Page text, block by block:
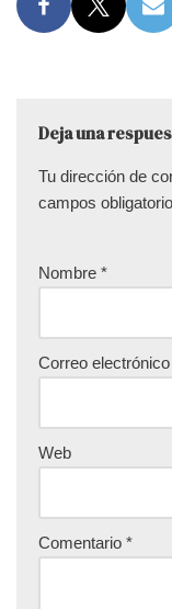
Deja una
Tu dirección de
campos
Nombre *
Correo electrónico
Web
Comentario *